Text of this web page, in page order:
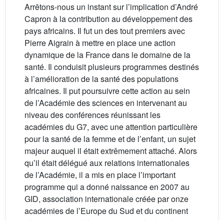
Arrêtons-nous un instant sur l’implication d’André
Capron à la contribution au développement des
pays africains. Il fut un des tout premiers avec
Pierre Aigrain à mettre en place une action
dynamique de la France dans le domaine de la
santé. Il conduisit plusieurs programmes destinés
à l’amélioration de la santé des populations
africaines. Il put poursuivre cette action au sein
de l’Académie des sciences en intervenant au
niveau des conférences réunissant les
académies du G7, avec une attention particulière
pour la santé de la femme et de l’enfant, un sujet
majeur auquel il était extrêmement attaché. Alors
qu’il était délégué aux relations internationales
de l’Académie, il a mis en place l’important
programme qui a donné naissance en 2007 au
GID, association internationale créée par onze
académies de l’Europe du Sud et du continent